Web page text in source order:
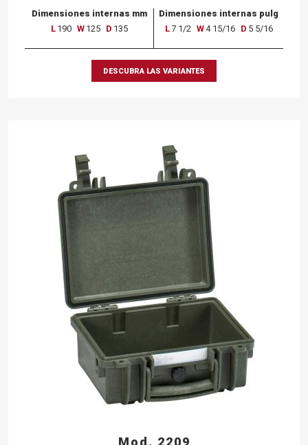
Dimensiones internas mm
L 190 W 125 D 135
Dimensiones internas pulg
L7 1/2 W4 15/16 D 5 5/16
DESCUBRA LAS VARIANTES
Mod. 2209